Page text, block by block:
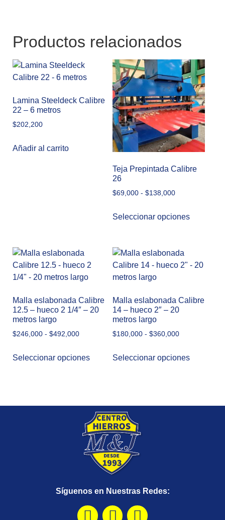
Productos relacionados
Lamina Steeldeck Calibre
22 – 6 metros
$202,200
Añadir al carrito
Teja Prepintada Calibre
26
$69,000 - $138,000
Seleccionar opciones
Malla eslabonada Calibre
12.5 – hueco 2 1/4″ – 20
metros largo
$246,000 - $492,000
Seleccionar opciones
Malla eslabonada Calibre
14 – hueco 2″ – 20
metros largo
$180,000 - $360,000
Seleccionar opciones
Síguenos en Nuestras Redes: